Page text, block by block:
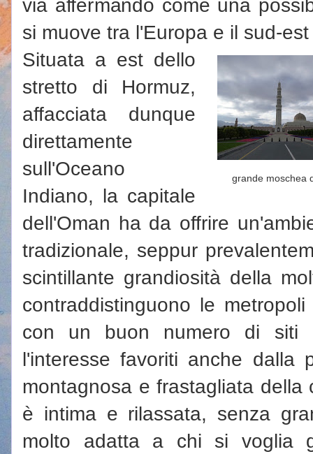
via affermando come una
si muove tra l'Europa e il sud-
grande moschea
Situata a est dello
stretto di Hormuz,
affacciata dunque
direttamente
sull'Oceano
Indiano, la capitale
dell'Oman ha da offrire
tradizionale, seppur
scintillante grandiosità della
contraddistinguono le
con un buon numero di siti
l'interesse favoriti anche dalla
montagnosa e frastagliata
è intima e rilassata, senza
molto adatta a chi si voglia